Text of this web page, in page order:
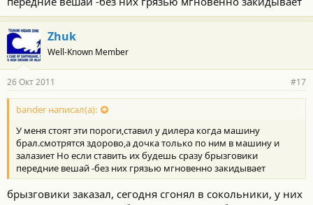
Парни у кого есть такие пороги отпишитесь, ну или фотками
закидайте.
Оч интересно.
:yes3:
Zhuk
Well-Known Member
26 Окт 2011 #17
bander написал(а):
У меня стоят эти пороги,ставил у дилера когда машину
брал.смотрятся здорово,а дочка только по ним в машину и
залазиет Но если ставить их будешь сразу брызговики
передние вешай -без них грязью мгновенно закидывает
брызговики заказал, сегодня сгонял в сокольники, у них